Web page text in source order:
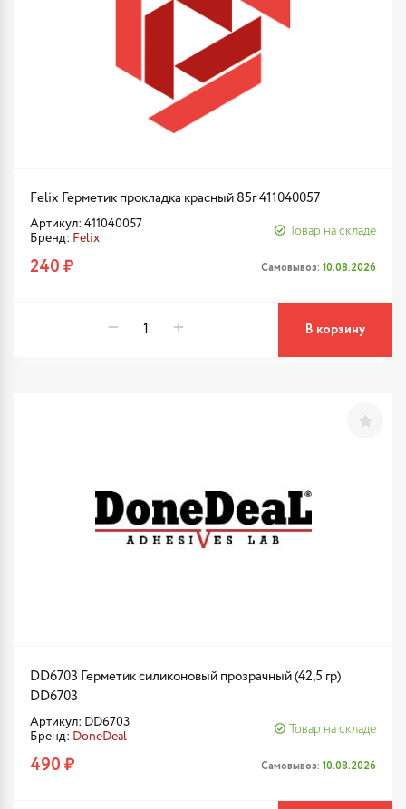
Felix Герметик прокладка красный 85г 411040057
Артикул: 411040057
Бренд: Felix
Товар на складе
240 ₽ Самовывоз: 10.08.2026
В корзину
DD6703 Герметик силиконовый прозрачный (42,5 гр)
DD6703
Артикул: DD6703
Бренд: DoneDeal
Товар на складе
490 ₽ Самовывоз: 10.08.2026